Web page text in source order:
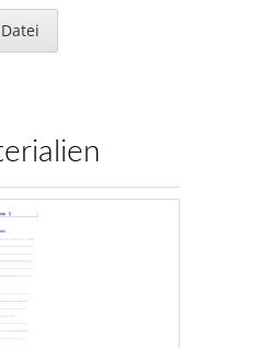
r  = 2,5 cm wird durch Achsenspiegelung auf
auf das Quadrat A’ D’ C’ B’
5), B (6/2) und C’ (5/6).